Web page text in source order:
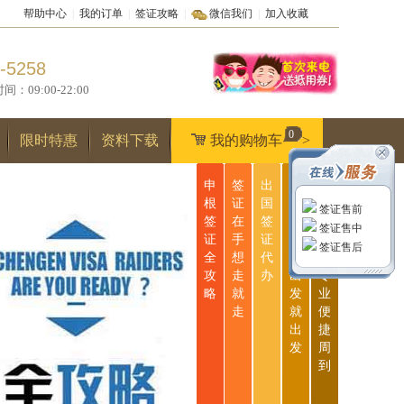
帮助中心 我的订单 签证攻略 微信我们 加入收藏
5258
：09:00-22:00
限时特惠 资料下载 我的购物车 >
0
申
根
签
证
全
攻
略
签
证
在
手
想
走
就
走
出
国
签
证
代
办
无
说
出
发
就
出
发
一
站
式
服
专
业
便
捷
周
到
签证售前
签证售中
签证售后